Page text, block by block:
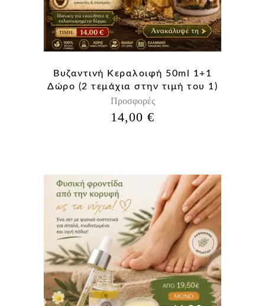
Βυζαντινή Κεραλοιφή 50ml 1+1
Δώρο (2 τεμάχια στην τιμή του 1)
Προσφορές
14,00€